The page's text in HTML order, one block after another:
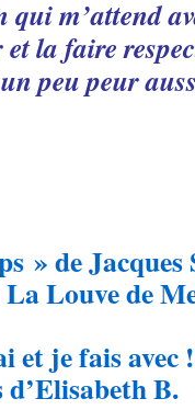
m’attend
et la faire
peu peur
» de
Louve de
et je fais avec !
d’Elisabeth B.